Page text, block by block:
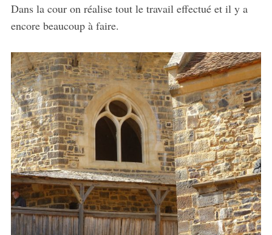
Dans la cour on réalise tout le travail effectué et il y a
encore beaucoup à faire.